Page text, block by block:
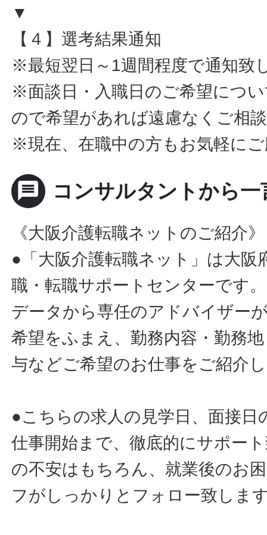
▼
【４】選考結果通知
※最短翌日～1週間程度で通知致
※面談日・入職日のご希望につ
ので希望があれば遠慮なくご相
※現在、在職中の方もお気軽に
message コンサルタントから一
《大阪介護転職ネットのご紹介》
●「大阪介護転職ネット」は大阪
職・転職サポートセンターです
データから専任のアドバイザー
希望をふまえ、勤務内容・勤務
与などご希望のお仕事をご紹介
●こちらの求人の見学日、面接日
仕事開始まで、徹底的にサポー
の不安はもちろん、就業後のお
フがしっかりとフォロー致しま